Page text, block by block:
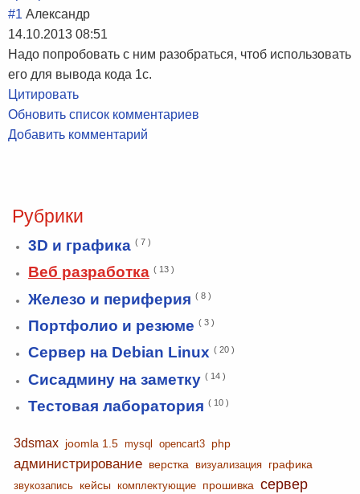
#1 Александр
14.10.2013 08:51
Надо попробовать с ним разобраться, чтоб использовать
его для вывода кода 1с.
Цитировать
Обновить список комментариев
Добавить комментарий
Рубрики
3D и графика ( 7 )
Веб разработка ( 13 )
Железо и периферия ( 8 )
Портфолио и резюме ( 3 )
Сервер на Debian Linux ( 20 )
Сисадмину на заметку ( 14 )
Тестовая лаборатория ( 10 )
3dsmax joomla 1.5 mysql opencart3 php
администрирование верстка визуализация графика
звукозапись кейсы комплектующие прошивка сервер